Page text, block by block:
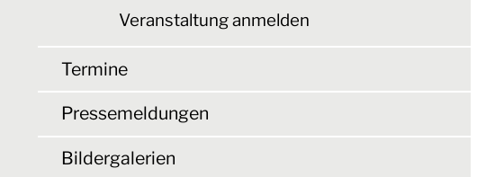
Veranstaltung anmelden
Termine
Pressemeldungen
Bildergalerien